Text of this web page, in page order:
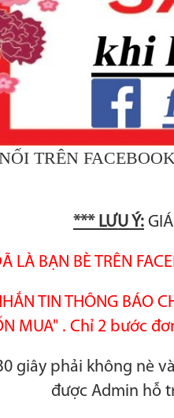
TRÊN
*** LƯU Ý:
BẠN BÈ TRÊN
TIN THÔNG BÁO
MUA" . Chỉ 2 bước
giây phải không nè
được Admin hỗ